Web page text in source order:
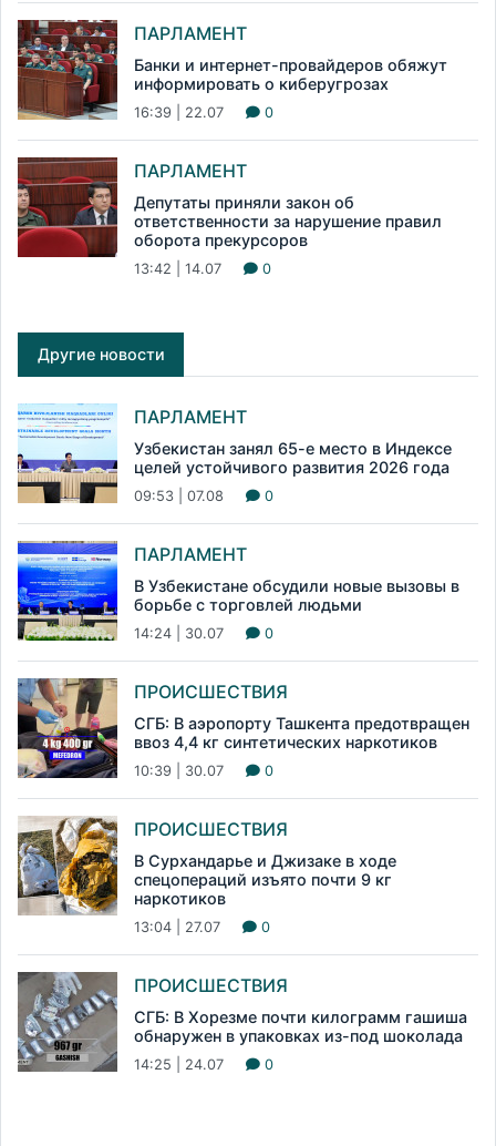
ПАРЛАМЕНТ
Банки и интернет-провайдеров обяжут
информировать о киберугрозах
16:39 | 22.07 0
ПАРЛАМЕНТ
Депутаты приняли закон об
ответственности за нарушение правил
оборота прекурсоров
13:42 | 14.07 0
Другие новости
ПАРЛАМЕНТ
Узбекистан занял 65-е место в Индексе
целей устойчивого развития 2026 года
09:53 | 07.08 0
ПАРЛАМЕНТ
В Узбекистане обсудили новые вызовы в
борьбе с торговлей людьми
14:24 | 30.07 0
ПРОИСШЕСТВИЯ
СГБ: В аэропорту Ташкента предотвращен
ввоз 4,4 кг синтетических наркотиков
10:39 | 30.07 0
ПРОИСШЕСТВИЯ
В Сурхандарье и Джизаке в ходе
спецопераций изъято почти 9 кг
наркотиков
13:04 | 27.07 0
ПРОИСШЕСТВИЯ
СГБ: В Хорезме почти килограмм гашиша
обнаружен в упаковках из-под шоколада
14:25 | 24.07 0